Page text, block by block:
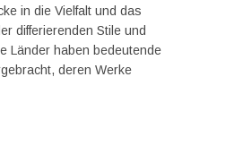
in die Vielfalt und das
differierenden Stile und
Länder haben bedeutende
deren Werke